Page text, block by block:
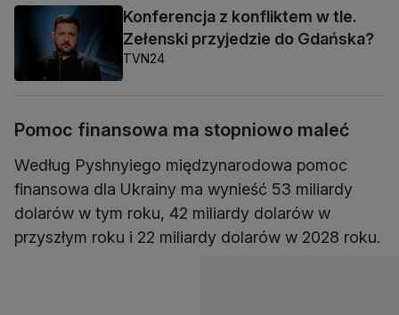
Konferencja z konfliktem w tle.
Zełenski przyjedzie do Gdańska?
TVN24
Pomoc finansowa ma stopniowo maleć
Według Pyshnyiego międzynarodowa pomoc
finansowa dla Ukrainy ma wynieść 53 miliardy
dolarów w tym roku, 42 miliardy dolarów w
przyszłym roku i 22 miliardy dolarów w 2028 roku.